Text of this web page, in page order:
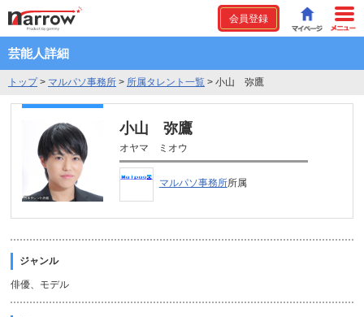
会員登録
芸能人詳細
トップ> マルパソ事務所 > 所属タレント一覧 > 小山 弥鷹
小山 弥鷹
オヤマ ミオウ
マルパソ事務所所属
ジャンル
俳優、モデル